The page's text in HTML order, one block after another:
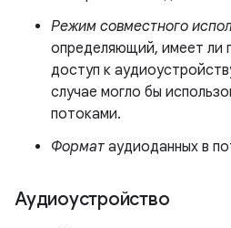
Режим совместного
определяющий, имеет ли
доступ к
случае могло бы
потоками.
Формат аудиоданных в
Аудиоустройство